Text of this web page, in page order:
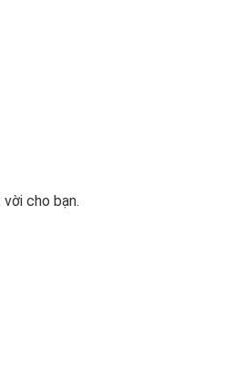
cho bạn.